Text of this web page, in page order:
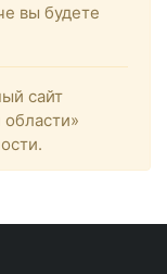
вы будете
сайт